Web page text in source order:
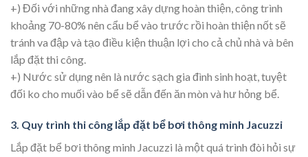
+) Đối với những nhà đang xây dựng hoàn thiện, công trình
khoảng 70-80% nên cẩu bể vào trước rồi hoàn thiện nốt sẽ
tránh va đập và tạo điều kiện thuận lợi cho cả chủ nhà và bên
lắp đặt thi công.
+) Nước sử dụng nên là nước sạch gia đình sinh hoạt, tuyệt
đối ko cho muối vào bể sẽ dẫn đến ăn mòn và hư hỏng bể.
3. Quy trình thi công lắp đặt bể bơi thông minh Jacuzzi
Lắp đặt bể bơi thông minh Jacuzzi là một quá trình đòi hỏi sự